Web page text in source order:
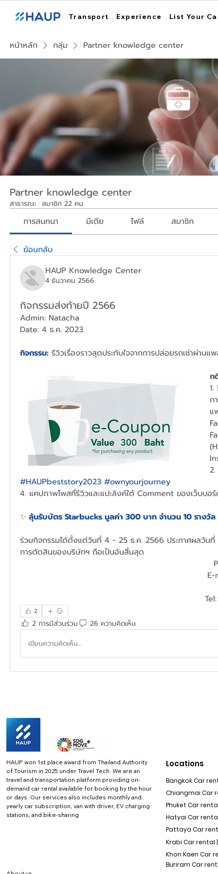
Transport Experience List Your
หน้าหลัก กลุ่ม Partner knowledge center
Partner knowledge center
สาธารณะ · สมาชิก 22 คน
การสนทนา มีเดีย ไฟล์ สมาชิก
ย้อนกลับ
HAUP Knowledge Center
4 ธันวาคม 2566
กิจกรรมส่งท้ายปี 2566
Admin: Natacha
Date: 4 ธ.ค. 2023
กิจกรรม: รีวิวเรื่องราวสุดประทับใจจากการปล่อยรถเช่าผ่าน
ก
1.
ก
แ
#HAUPbeststory2023 #ownyourjourney
4. แคปภาพโพสที่รีวิวและแปะลิงค์ใต้ Comment ของเว็บบอ
✨ ลุ้นรับบัตร Starbucks มูลค่า 300 บาท จำนวน 10 รางวัล
ร่วมกิจกรรมได้ตั้งแต่วันที่ 4 - 25 ธ.ค. 2566 ประกาศผลวัน
การตัดสินของบริษัทฯ ถือเป็นอันสิ้นสุด
2
2 การมีส่วนร่วม
26 ความคิดเห็น
เขียนความคิดเห็น…
HAUP won 1st place award from Thailand Authority
of Tourism in 2025 under Travel Tech. We are an
travel and transportation platform providing on-
demand car rental available for booking by the hour
or days. Our services also includes monthly and
yearly car subscription, van with driver, EV charging
stations, and bike-sharing
Locations
Bangkok Car
Chiangmai Car
Phuket Car rental
Hatyai Car
Pattaya Car
Krabi Car rental |
Khon Kaen Car
Buriram Car